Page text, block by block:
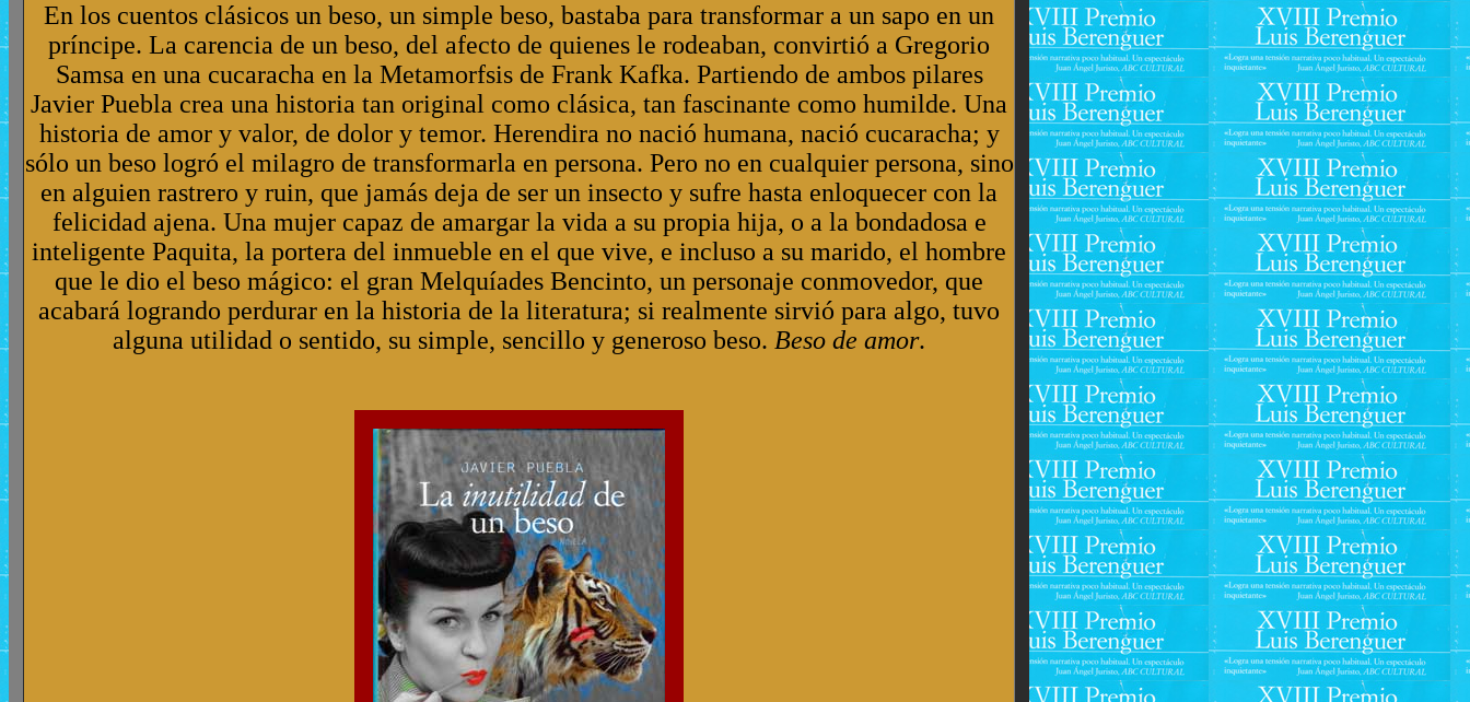
En los cuentos clásicos un beso, un simple beso, bastaba para transformar a un sapo en un
príncipe. La carencia de un beso, del afecto de quienes le rodeaban, convirtió a Gregorio
Samsa en una cucaracha en la Metamorfsis de Frank Kafka. Partiendo de ambos pilares
Javier Puebla crea una historia tan original como clásica, tan fascinante como humilde. Una
historia de amor y valor, de dolor y temor. Herendira no nació humana, nació cucaracha; y
sólo un beso logró el milagro de transformarla en persona. Pero no en cualquier persona, sino
en alguien rastrero y ruin, que jamás deja de ser un insecto y sufre hasta enloquecer con la
felicidad ajena. Una mujer capaz de amargar la vida a su propia hija, o a la bondadosa e
inteligente Paquita, la portera del inmueble en el que vive, e incluso a su marido, el hombre
que le dio el beso mágico: el gran Melquíades Bencinto, un personaje conmovedor, que
acabará logrando perdurar en la historia de la literatura; si realmente sirvió para algo, tuvo
alguna utilidad o sentido, su simple, sencillo y generoso beso. Beso de amor.